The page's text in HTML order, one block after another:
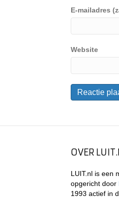
E-mailadres
Website
OVER
LUIT.nl is een
opgericht door
1993 actief in